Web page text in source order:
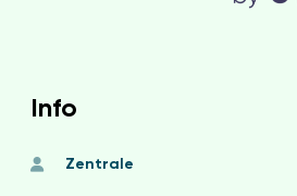
Info
Zentrale